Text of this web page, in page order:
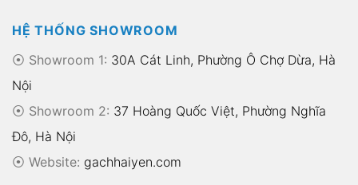
HỆ THỐNG SHOWROOM
⦿ Showroom 1: 30A Cát Linh, Phường Ô Chợ Dừa, Hà
Nội
⦿ Showroom 2: 37 Hoàng Quốc Việt, Phường Nghĩa
Đô, Hà Nội
⦿ Website: gachhaiyen.com